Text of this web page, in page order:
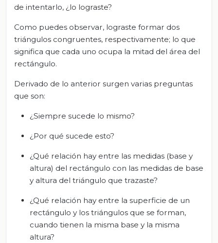
de intentarlo, ¿lo lograste?
Como puedes observar, lograste formar dos
triángulos congruentes, respectivamente; lo que
significa que cada uno ocupa la mitad del área del
rectángulo.
Derivado de lo anterior surgen varias preguntas
que son:
¿Siempre sucede lo mismo?
¿Por qué sucede esto?
¿Qué relación hay entre las medidas (base y
altura) del rectángulo con las medidas de base
y altura del triángulo que trazaste?
¿Qué relación hay entre la superficie de un
rectángulo y los triángulos que se forman,
cuando tienen la misma base y la misma
altura?